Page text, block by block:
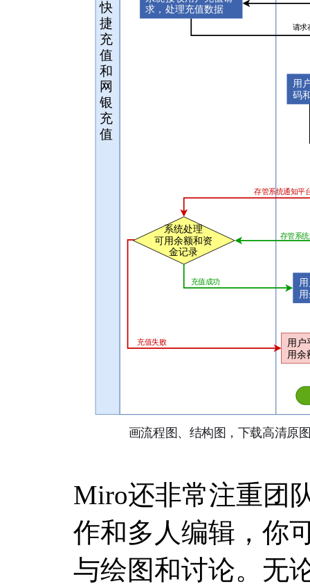
Miro还非常注重团
作和多人编辑，你
与绘图和讨论。无